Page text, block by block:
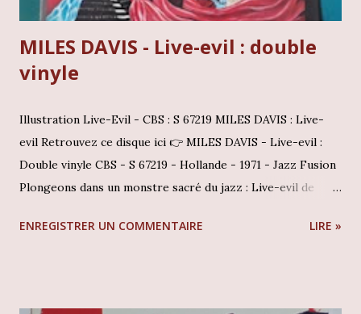
MILES DAVIS - Live-evil : double
vinyle
Illustration Live-Evil - CBS : S 67219 MILES DAVIS : Live-
evil Retrouvez ce disque ici 👉 MILES DAVIS - Live-evil :
Double vinyle CBS - S 67219 - Hollande - 1971 - Jazz Fusion
Plongeons dans un monstre sacré du jazz : Live-evil de
tête première dans un monstre sacré du jazz : Live-evil de
ENREGISTRER UN COMMENTAIRE LIRE »